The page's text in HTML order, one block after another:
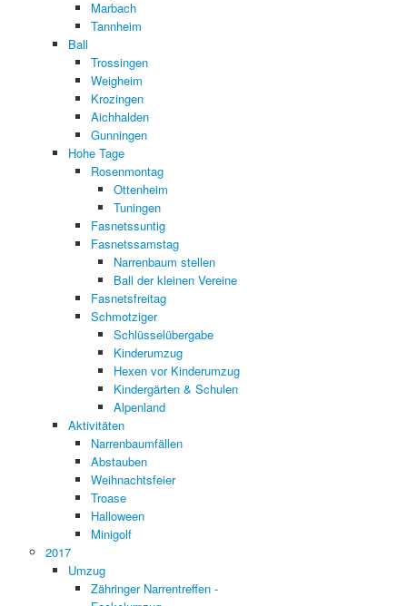
Marbach
Tannheim
Ball
Trossingen
Weigheim
Krozingen
Aichhalden
Gunningen
Hohe Tage
Rosenmontag
Ottenheim
Tuningen
Fasnetssuntig
Fasnetssamstag
Narrenbaum stellen
Ball der kleinen Vereine
Fasnetsfreitag
Schmotziger
Schlüsselübergabe
Kinderumzug
Hexen vor Kinderumzug
Kindergärten & Schulen
Alpenland
Aktivitäten
Narrenbaumfällen
Abstauben
Weihnachtsfeier
Troase
Halloween
Minigolf
2017
Umzug
Zähringer Narrentreffen -